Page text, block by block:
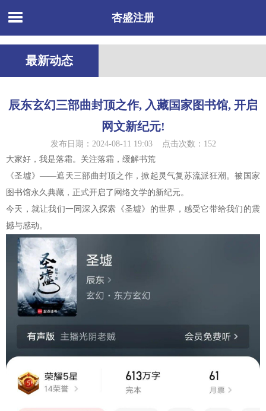
杏盛注册
最新动态
辰东玄幻三部曲封顶之作, 入藏国家图书馆, 开启
网文新纪元!
发布日期：2024-08-11 19:03 点击次数：152
大家好，我是落霜。关注落霜，缓解书荒
《圣墟》——遮天三部曲封顶之作，掀起灵气复苏流派狂潮。被国家
图书馆永久典藏，正式开启了网络文学的新纪元。
今天，就让我们一同深入探索《圣墟》的世界，感受它带给我们的震
撼与感动。